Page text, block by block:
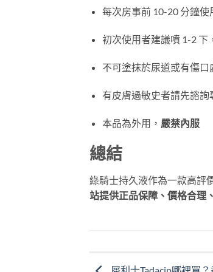
每次房事前 10-20 分鐘
初次使用者建議噴 1-2 下
不可塗抹於尿道或有傷口
有皮膚過敏史者請先諮詢
本品為外用， 嚴禁內服
總結
綠騎士持久液作為一款高評
站提供正品保障、價格合理